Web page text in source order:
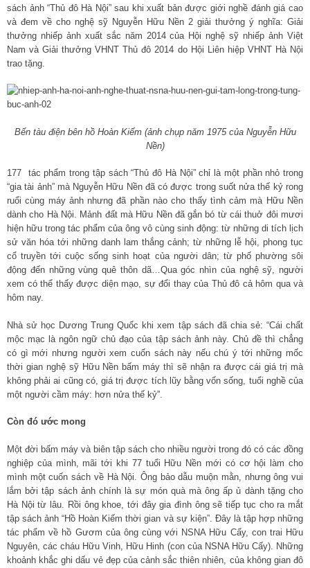
sách ảnh “Thủ đô Hà Nội” sau khi xuất bản được giới nghề đánh giá cao
và đem về cho nghệ sỹ Nguyễn Hữu Nền 2 giải thưởng ý nghĩa: Giải
thưởng nhiếp ảnh xuất sắc năm 2014 của Hội nghệ sỹ nhiếp ảnh Việt
Nam và Giải thưởng VHNT Thủ đô 2014 do Hội Liên hiệp VHNT Hà Nội
trao tặng.
Bến tàu điện bên hồ Hoàn Kiếm (ảnh chụp năm 1975 của Nguyễn Hữu
Nền)
177 tác phẩm trong tập sách “Thủ đô Hà Nội” chỉ là một phần nhỏ trong
“gia tài ảnh” mà Nguyễn Hữu Nền đã có được trong suốt nửa thế kỷ rong
ruổi cùng máy ảnh nhưng đã phần nào cho thấy tình cảm mà Hữu Nền
dành cho Hà Nội. Mảnh đất mà Hữu Nền đã gắn bó từ cái thuở đôi mươi
hiện hữu trong tác phẩm của ông vô cùng sinh động: từ những di tích lịch
sử văn hóa tới những danh lam thắng cảnh; từ những lễ hội, phong tục
cổ truyền tới cuộc sống sinh hoạt của người dân; từ phố phường sôi
động đến những vùng quê thôn dã…Qua góc nhìn của nghệ sỹ, người
xem có thể thấy được diện mạo, sự đổi thay của Thủ đô cả hôm qua và
hôm nay.
Nhà sử học Dương Trung Quốc khi xem tập sách đã chia sẻ: “Cái chất
mộc mạc là ngôn ngữ chủ đạo của tập sách ảnh này. Chủ đề thì chẳng
có gì mới nhưng người xem cuốn sách này nếu chú ý tới những mốc
thời gian nghệ sỹ Hữu Nền bấm máy thì sẽ nhận ra được cái giá trị mà
không phải ai cũng có, giá trị được tích lũy bằng vốn sống, tuổi nghề của
một người cầm máy: hơn nửa thế kỷ”.
Còn đó ước mong
Một đời bấm máy và biên tập sách cho nhiều người trong đó có các đồng
nghiệp của mình, mãi tới khi 77 tuổi Hữu Nền mới có cơ hội làm cho
mình một cuốn sách về Hà Nội. Ông bảo dẫu muộn mằn, nhưng ông vui
lắm bởi tập sách ảnh chính là sự món quà mà ông ấp ủ dành tặng cho
Hà Nội từ lâu. Rồi ông khoe, tới đây gia đình ông sẽ tiếp tục cho ra mắt
tập sách ảnh “Hồ Hoàn Kiếm thời gian và sự kiện”. Đây là tập hợp những
tác phẩm về hồ Gươm của ông cùng với NSNA Hữu Cấy, con trai Hữu
Nguyên, các cháu Hữu Vinh, Hữu Hinh (con của NSNA Hữu Cấy). Những
khoảnh khắc ghi dấu vẻ đẹp của cảnh sắc thiên nhiên, của không gian đô